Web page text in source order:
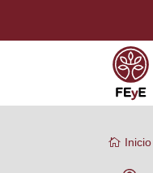
Inicio